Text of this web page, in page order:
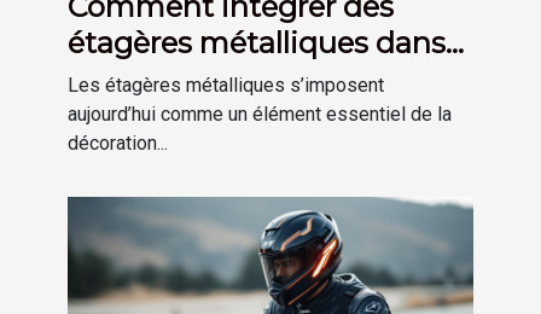
étagères métalliques dans
une déco moderne ?
Les étagères métalliques s’imposent
aujourd’hui comme un élément essentiel de la
décoration...